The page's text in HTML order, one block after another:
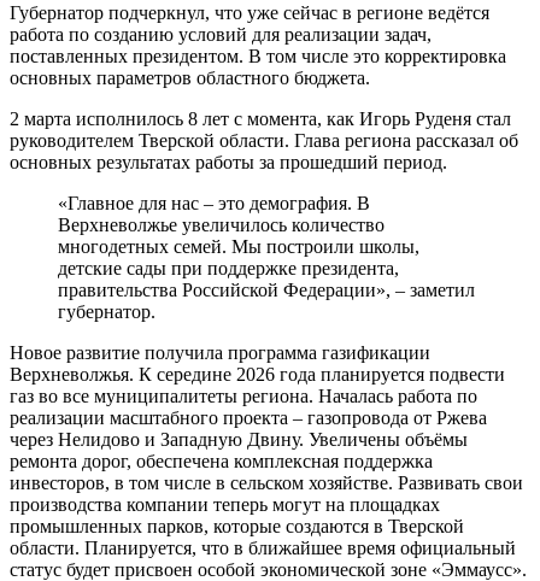
Губернатор подчеркнул, что уже сейчас в регионе ведётся
работа по созданию условий для реализации задач,
поставленных президентом. В том числе это корректировка
основных параметров областного бюджета.
2 марта исполнилось 8 лет с момента, как Игорь Руденя стал
руководителем Тверской области. Глава региона рассказал об
основных результатах работы за прошедший период.
«Главное для нас – это демография. В
Верхневолжье увеличилось количество
многодетных семей. Мы построили школы,
детские сады при поддержке президента,
правительства Российской Федерации», – заметил
губернатор.
Новое развитие получила программа газификации
Верхневолжья. К середине 2026 года планируется подвести
газ во все муниципалитеты региона. Началась работа по
реализации масштабного проекта – газопровода от Ржева
через Нелидово и Западную Двину. Увеличены объёмы
ремонта дорог, обеспечена комплексная поддержка
инвесторов, в том числе в сельском хозяйстве. Развивать свои
производства компании теперь могут на площадках
промышленных парков, которые создаются в Тверской
области. Планируется, что в ближайшее время официальный
статус будет присвоен особой экономической зоне «Эммаусс».